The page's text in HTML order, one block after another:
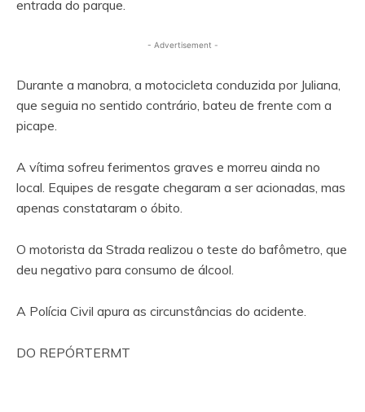
entrada do parque.
- Advertisement -
Durante a manobra, a motocicleta conduzida por Juliana,
que seguia no sentido contrário, bateu de frente com a
picape.
A vítima sofreu ferimentos graves e morreu ainda no
local. Equipes de resgate chegaram a ser acionadas, mas
apenas constataram o óbito.
O motorista da Strada realizou o teste do bafômetro, que
deu negativo para consumo de álcool.
A Polícia Civil apura as circunstâncias do acidente.
DO REPÓRTERMT